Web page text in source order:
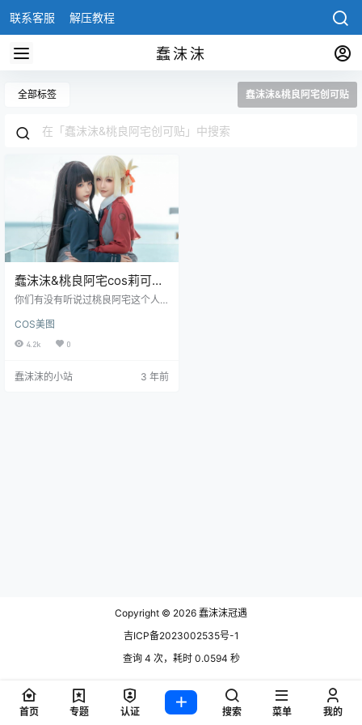
联系客服 解压教程
蠢沫沫
全部标签 蠢沫沫&桃良阿宅创可贴
蠢沫沫&桃良阿宅cos莉可莉
丝创可贴图片资源欣赏
你们有没有听说过桃良阿宅这个人
一张都好美啊！似乎她和蠢沫沫很
熟，总是在她的作品里出现，看来
前途一定不可限量，她拍的照片风
COS美图
4.2k 0
蠢沫沫的小站 3 年前
Copyright © 2026 蠢沫沫冠遇
吉ICP备2023002535号-1
查询 4 次，耗时 0.0594 秒
首页 专题 认证 搜索 菜单 我的